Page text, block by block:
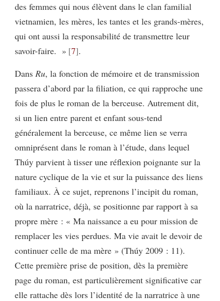
des femmes qui nous élèvent dans le clan familial
vietnamien, les mères, les tantes et les grands-mères,
qui ont aussi la responsabilité de transmettre leur
savoir-faire. » 7 .
Dans Ru, la fonction de mémoire et de transmission
passera d’abord par la filiation, ce qui rapproche une
fois de plus le roman de la berceuse. Autrement dit,
si un lien entre parent et enfant sous-tend
généralement la berceuse, ce même lien se verra
omniprésent dans le roman à l’étude, dans lequel
Thúy parvient à tisser une réflexion poignante sur la
nature cyclique de la vie et sur la puissance des liens
familiaux. À ce sujet, reprenons l’incipit du roman,
où la narratrice, déjà, se positionne par rapport à sa
propre mère : « Ma naissance a eu pour mission de
remplacer les vies perdues. Ma vie avait le devoir de
continuer celle de ma mère » (Thúy 2009 : 11).
Cette première prise de position, dès la première
page du roman, est particulièrement significative car
elle rattache dès lors l’identité de la narratrice à une